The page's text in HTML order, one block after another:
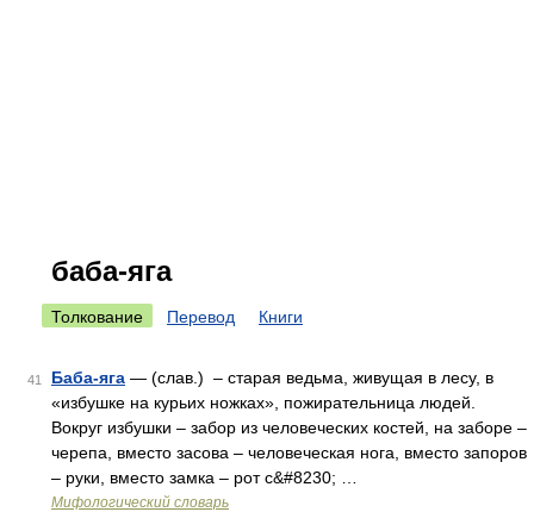
баба-яга
Толкование Перевод Книги
41 Баба-яга — (слав.) – старая ведьма, живущая в лесу, в
«избушке на курьих ножках», пожирательница людей.
Вокруг избушки – забор из человеческих костей, на заборе –
черепа, вместо засова – человеческая нога, вместо запоров
– руки, вместо замка – рот с&#8230; …
Мифологический словарь